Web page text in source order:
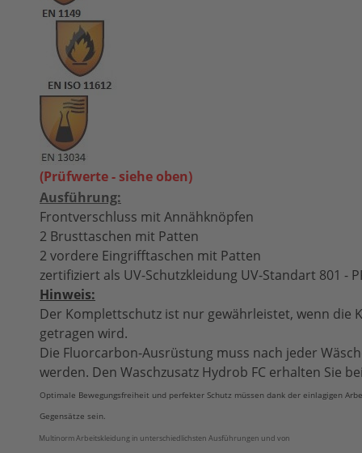
(Prüfwerte - siehe oben)
Ausführung:
Frontverschluss mit Annähknöpfen
2 Brusttaschen mit Patten
2 vordere Eingrifftaschen mit Patten
zertifiziert als UV-Schutzkleidung UV-Standart 801 -
Hinweis:
Der Komplettschutz ist nur gewährleistet, wenn die
getragen wird.
Die Fluorcarbon-Ausrüstung muss nach jeder
werden. Den Waschzusatz Hydrob FC erhalten Sie
Optimale Bewegungsfreiheit und perfekter Schutz müssen dank der einlagigen
Gegensätze sein.
Multinorm Arbeitskleidung in unterschiedlichsten Ausführungen und von